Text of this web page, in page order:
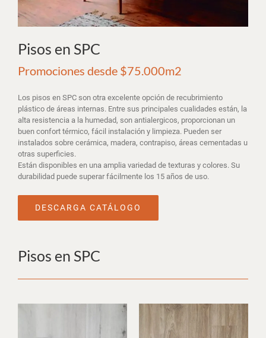
Pisos en SPC
Promociones desde $75.000m2
Los pisos en SPC son otra excelente opción de recubrimiento
plástico de áreas internas. Entre sus principales cualidades están, la
alta resistencia a la humedad, son antialergicos, proporcionan un
buen confort térmico, fácil instalación y limpieza. Pueden ser
instalados sobre cerámica, madera, contrapiso, áreas cementadas u
otras superficies.
Están disponibles en una amplia variedad de texturas y colores. Su
durabilidad puede superar fácilmente los 15 años de uso.
DESCARGA CATÁLOGO
Pisos en SPC